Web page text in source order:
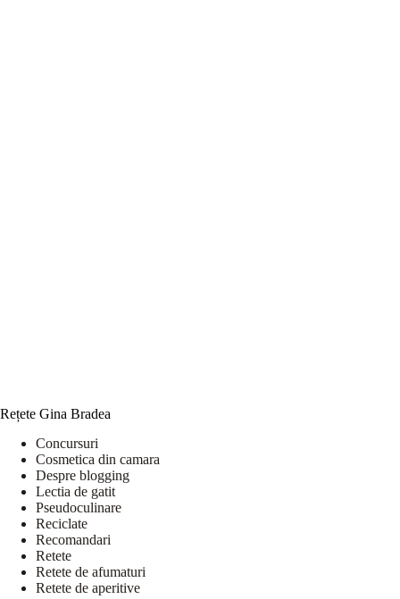
Rețete Gina Bradea
Concursuri
Cosmetica din camara
Despre blogging
Lectia de gatit
Pseudoculinare
Reciclate
Recomandari
Retete
Retete de afumaturi
Retete de aperitive